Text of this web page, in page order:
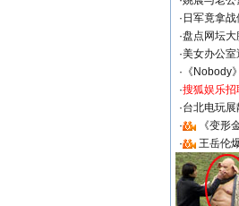
· 日军竟拿战
·盘点网坛
·美女办公
· 《Nobody
·搜狐娱乐招
·台北电玩
·
《变形
·
王岳伦